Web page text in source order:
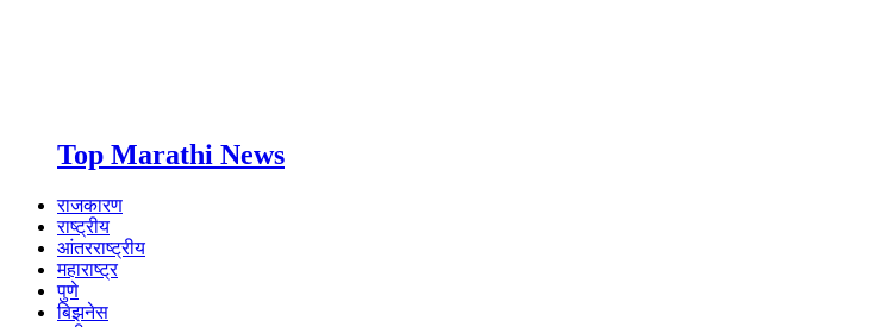
Top Marathi News
राजकारण
राष्ट्रीय
आंतरराष्ट्रीय
महाराष्ट्र
पुणे
बिझनेस